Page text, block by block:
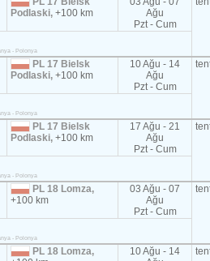
Podlaski,+100 km
Ağu
Pzt - Cum
- Polonya
PL 17 Bielsk
Podlaski,+100 km
10 Ağu - 14
Ağu
Pzt - Cum
- Polonya
PL 17 Bielsk
Podlaski,+100 km
17 Ağu - 21
Ağu
Pzt - Cum
- Polonya
PL 18 Lomza,
+100 km
03 Ağu - 07
Ağu
Pzt - Cum
- Polonya
PL 18 Lomza,
10 Ağu - 14